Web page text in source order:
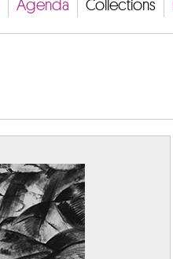
Agenda Collections